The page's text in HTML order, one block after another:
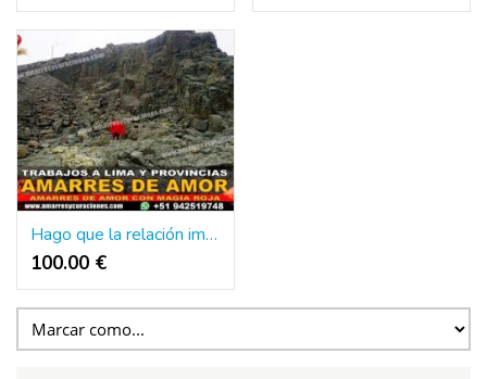
Hago que la relación imposible se haga realidad
100.00 €